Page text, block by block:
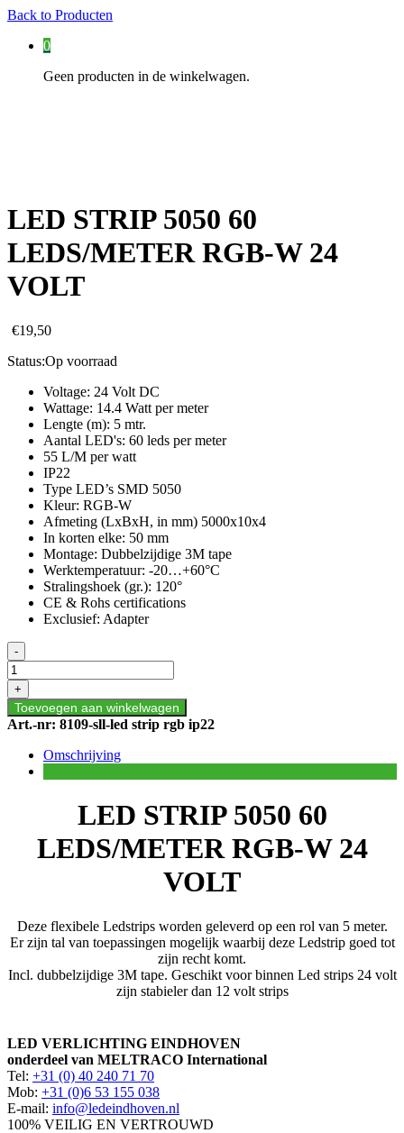
Back to Producten
0
Geen producten in de winkelwagen.
LED STRIP 5050 60
LEDS/METER RGB-W 24
VOLT
€19,50
Status:Op voorraad
Voltage: 24 Volt DC
Wattage: 14.4 Watt per meter
Lengte (m): 5 mtr.
Aantal LED's: 60 leds per meter
55 L/M per watt
IP22
Type LED’s SMD 5050
Kleur: RGB-W
Afmeting (LxBxH, in mm) 5000x10x4
In korten elke: 50 mm
Montage: Dubbelzijdige 3M tape
Werktemperatuur: -20…+60°C
Stralingshoek (gr.): 120°
CE & Rohs certifications
Exclusief: Adapter
LED
STRIP
5050
60
LEDS/METER
RGB-
VOLT
-
+
Toevoegen aan winkelwagen
Art.-nr: 8109-sll-led strip rgb ip22
Omschrijving
LED STRIP 5050 60
LEDS/METER RGB-W 24
VOLT
Deze flexibele Ledstrips worden geleverd op een rol van 5 meter.
Er zijn tal van toepassingen mogelijk waarbij deze Ledstrip goed tot
zijn recht komt.
Incl. dubbelzijdige 3M tape. Geschikt voor binnen Led strips 24 volt
zijn stabieler dan 12 volt strips
LED VERLICHTING EINDHOVEN
onderdeel van MELTRACO International
Tel: +31 (0) 40 240 71 70
Mob: +31 (0)6 53 155 038
E-mail: info@ledeindhoven.nl
100% VEILIG EN VERTROUWD